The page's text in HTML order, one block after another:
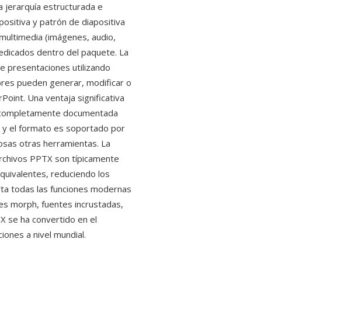
jerarquía estructurada e
y patrón de diapositiva
(imágenes, audio,
dentro del paquete. La
presentaciones utilizando
pueden generar, modificar o
Una ventaja significativa
documentada
y el formato es soportado por
otras herramientas. La
PPTX son típicamente
reduciendo los
todas las funciones modernas
morph, fuentes incrustadas,
se ha convertido en el
a nivel mundial.